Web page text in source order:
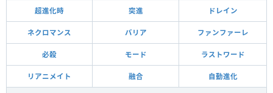
超進化時 突進 ドレイン
ネクロマンス バリア ファンファーレ
必殺 モード ラストワード
リアニメイト 融合 自動進化